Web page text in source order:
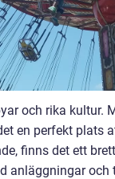
och rika kultur.
en perfekt plats
finns det ett
anläggningar